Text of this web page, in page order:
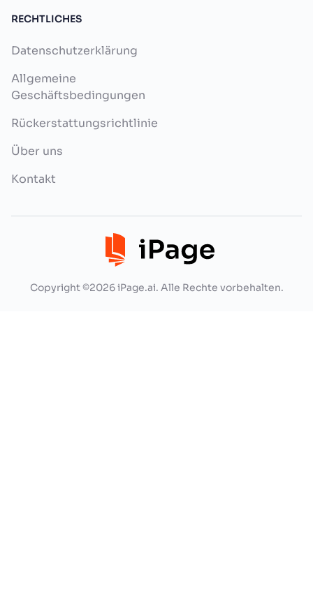
RECHTLICHES
Datenschutzerklärung
Allgemeine
Geschäftsbedingungen
Rückerstattungsrichtlinie
Über uns
Kontakt
Copyright ©2026 iPage.ai. Alle Rechte vorbehalten.